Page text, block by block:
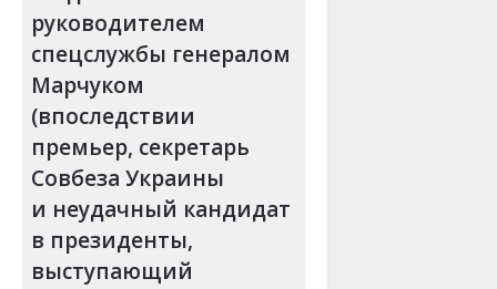
руководителем
спецслужбы генералом
Марчуком
(впоследствии
премьер, секретарь
Совбеза Украины
и неудачный кандидат
в президенты,
выступающий